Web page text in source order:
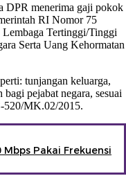
DPR menerima gaji pokok
RI Nomor 75
Tertinggi/Tinggi
Serta Uang Kehormatan
tunjangan keluarga,
bagi pejabat negara, sesuai
520/MK.02/2015.
Pakai Frekuensi